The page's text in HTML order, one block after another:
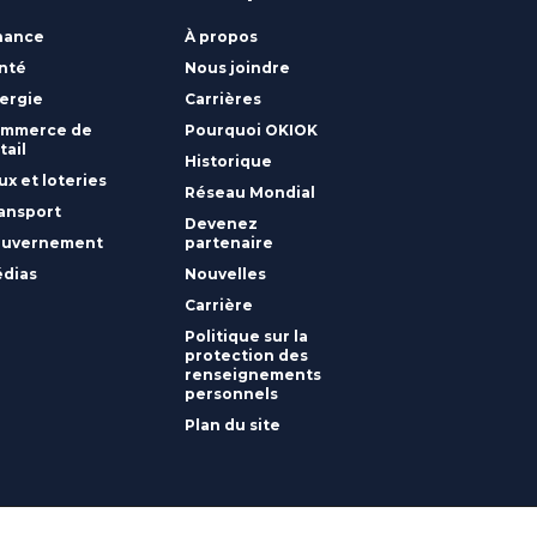
de
et loteries
À propos
Nous joindre
Carrières
Pourquoi OKIOK
Historique
Réseau Mondial
Devenez
partenaire
Nouvelles
Carrière
Politique sur la
protection des
renseignements
personnels
Plan du site